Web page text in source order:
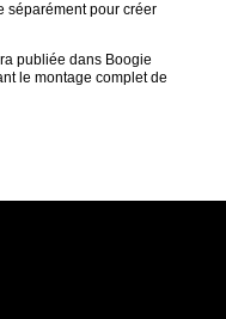
séparément pour créer
publiée dans Boogie
le montage complet de